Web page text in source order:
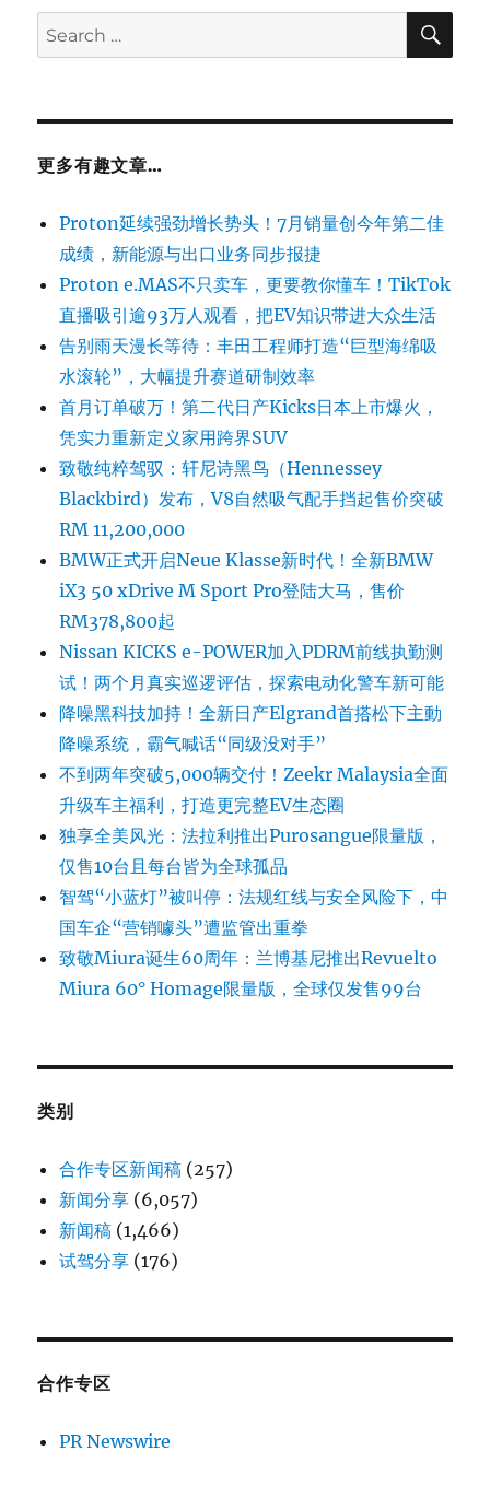
Search
for:
更多有趣文章…
Proton延续强劲增长势头！7月销量创今年第二佳
成绩，新能源与出口业务同步报捷
Proton e.MAS不只卖车，更要教你懂车！TikTok
直播吸引逾93万人观看，把EV知识带进大众生活
告别雨天漫长等待：丰田工程师打造“巨型海绵吸
水滚轮”，大幅提升赛道研制效率
首月订单破万！第二代日产Kicks日本上市爆火，
凭实力重新定义家用跨界SUV
致敬纯粹驾驭：轩尼诗黑鸟（Hennessey
Blackbird）发布，V8自然吸气配手挡起售价突破
RM 11,200,000
BMW正式开启Neue Klasse新时代！全新BMW
iX3 50 xDrive M Sport Pro登陆大马，售价
RM378,800起
Nissan KICKS e-POWER加入PDRM前线执勤测
试！两个月真实巡逻评估，探索电动化警车新可能
降噪黑科技加持！全新日产Elgrand首搭松下主動
降噪系统，霸气喊话“同级没对手”
不到两年突破5,000辆交付！Zeekr Malaysia全面
升级车主福利，打造更完整EV生态圈
独享全美风光：法拉利推出Purosangue限量版，
仅售10台且每台皆为全球孤品
智驾“小蓝灯”被叫停：法规红线与安全风险下，中
国车企“营销噱头”遭监管出重拳
致敬Miura诞生60周年：兰博基尼推出Revuelto
Miura 60° Homage限量版，全球仅发售99台
类别
合作专区新闻稿 (257)
新闻分享 (6,057)
新闻稿 (1,466)
试驾分享 (176)
合作专区
PR Newswire